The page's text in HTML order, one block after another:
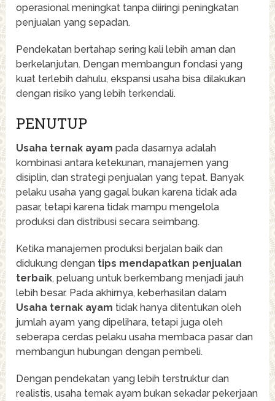
operasional meningkat tanpa diiringi peningkatan
penjualan yang sepadan.
Pendekatan bertahap sering kali lebih aman dan
berkelanjutan. Dengan membangun fondasi yang
kuat terlebih dahulu, ekspansi usaha bisa dilakukan
dengan risiko yang lebih terkendali.
PENUTUP
Usaha ternak ayam pada dasarnya adalah
kombinasi antara ketekunan, manajemen yang
disiplin, dan strategi penjualan yang tepat. Banyak
pelaku usaha yang gagal bukan karena tidak ada
pasar, tetapi karena tidak mampu mengelola
produksi dan distribusi secara seimbang.
Ketika manajemen produksi berjalan baik dan
didukung dengan tips mendapatkan penjualan
terbaik, peluang untuk berkembang menjadi jauh
lebih besar. Pada akhirnya, keberhasilan dalam
Usaha ternak ayam tidak hanya ditentukan oleh
jumlah ayam yang dipelihara, tetapi juga oleh
seberapa cerdas pelaku usaha membaca pasar dan
membangun hubungan dengan pembeli.
Dengan pendekatan yang lebih terstruktur dan
realistis, usaha ternak ayam bukan sekadar pekerjaan